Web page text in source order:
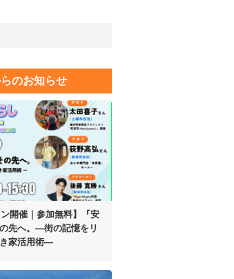
のお知らせ
開催｜参加無料】
『安
先へ。 ―街の記憶をリ
家活用術―